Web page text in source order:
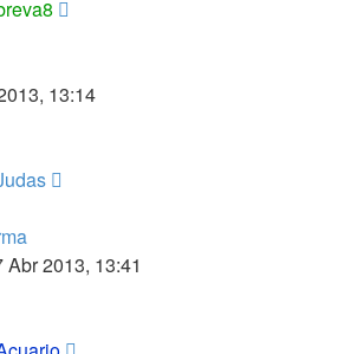
13:14
Abr 2013, 13:41